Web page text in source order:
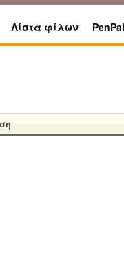
Λίστα φίλων PenPal